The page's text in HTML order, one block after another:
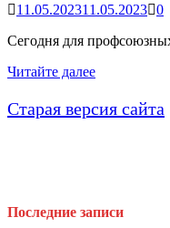
11.05.202311.05.2023 0
Сегодня для
Обучающий
Читайте далее
Старая версия сайта
Последние записи